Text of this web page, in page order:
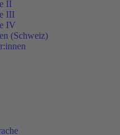
II
III
IV
(Schweiz)